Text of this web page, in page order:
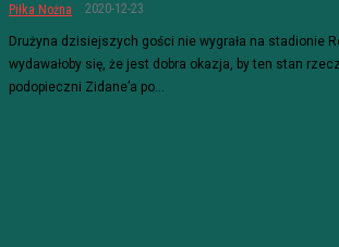
Piłka Nożna 2020-12-23
Drużyna dzisiejszych gości nie wygrała na stadionie
wydawałoby się, że jest dobra okazja, by ten stan
podopieczni Zidane’a po...